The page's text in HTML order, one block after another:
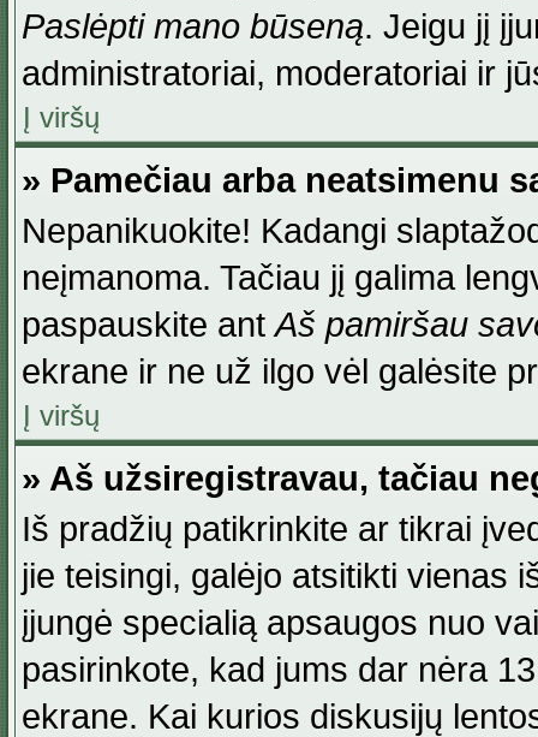
Paslėpti mano būseną. Jeigu jį
administratoriai, moderatoriai ir
Į viršų
» Pamečiau arba neatsimenu
Nepanikuokite! Kadangi
neįmanoma. Tačiau jį galima
paspauskite antAš pamiršau
ekrane ir ne už ilgo vėl galėsite
Į viršų
» Aš užsiregistravau, tačiau
Iš pradžių patikrinkite ar tikrai
jie teisingi, galėjo atsitikti vienas
įjungė specialią apsaugos nuo
pasirinkote, kad jums dar nėra
ekrane. Kai kurios diskusijų